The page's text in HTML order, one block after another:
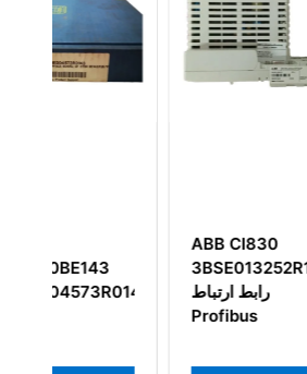
3BSE013252R1
رابط ارتباط